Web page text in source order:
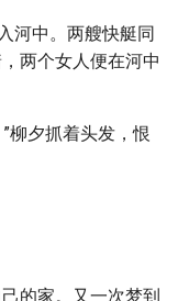
河中。两艘快艇同
两个女人便在河中
柳夕抓着头发，恨
的家。又一次梦到